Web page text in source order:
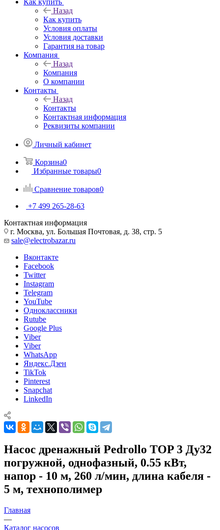
Как купить
Назад
Как купить
Условия оплаты
Условия доставки
Гарантия на товар
Компания
Назад
Компания
О компании
Контакты
Назад
Контакты
Контактная информация
Реквизиты компании
Личный кабинет
Корзина0
Избранные товары0
Сравнение товаров0
+7 499 265-28-63
Контактная информация
г. Москва, ул. Большая Почтовая, д. 38, стр. 5
sale@electrobazar.ru
Вконтакте
Facebook
Twitter
Instagram
Telegram
YouTube
Одноклассники
Rutube
Google Plus
Viber
Viber
WhatsApp
Яндекс.Дзен
TikTok
Pinterest
Snapchat
LinkedIn
Насос дренажный Pedrollo TOP 3 Ду32
погружной, однофазный, 0.55 кВт,
напор - 10 м, 260 л/мин, длина кабеля -
5 м, технополимер
Главная
—
Каталог насосов